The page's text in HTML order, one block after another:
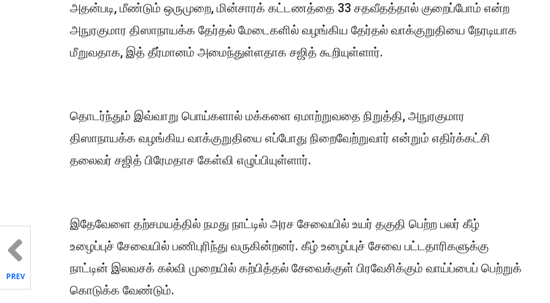
அதன்படி, மீண்டும் ஒருமுறை, மின்சாரக் கட்டணத்தை 33 சதவீதத்தால் குறைப்போம் என்ற
அநுரகுமார திஸாநாயக்க தேர்தல் மேடைகளில் வழங்கிய தேர்தல் வாக்குறுதியை நேரடியாக
மீறுவதாக, இத் தீர்மானம் அமைந்துள்ளதாக சஜித் கூறியுள்ளார்.
தொடர்ந்தும் இவ்வாறு பொய்களால் மக்களை ஏமாற்றுவதை நிறுத்தி, அநுரகுமார
திஸாநாயக்க வழங்கிய வாக்குறுதியை எப்போது நிறைவேற்றுவார் என்றும் எதிர்க்கட்சி
தலைவர் சஜித் பிரேமதாச கேள்வி எழுப்பியுள்ளார்.
இதேவேளை தற்சமயத்தில் நமது நாட்டில் அரச சேவையில் உயர் தகுதி பெற்ற பலர் கீழ்
உழைப்புச் சேவையில் பணிபுரிந்து வருகின்றனர். கீழ் உழைப்புச் சேவை பட்டதாரிகளுக்கு
நாட்டின் இலவசக் கல்வி முறையில் கற்பித்தல் சேவைக்குள் பிரவேசிக்கும் வாய்ப்பைப் பெற்றுக்
கொடுக்க வேண்டும்.
PREV